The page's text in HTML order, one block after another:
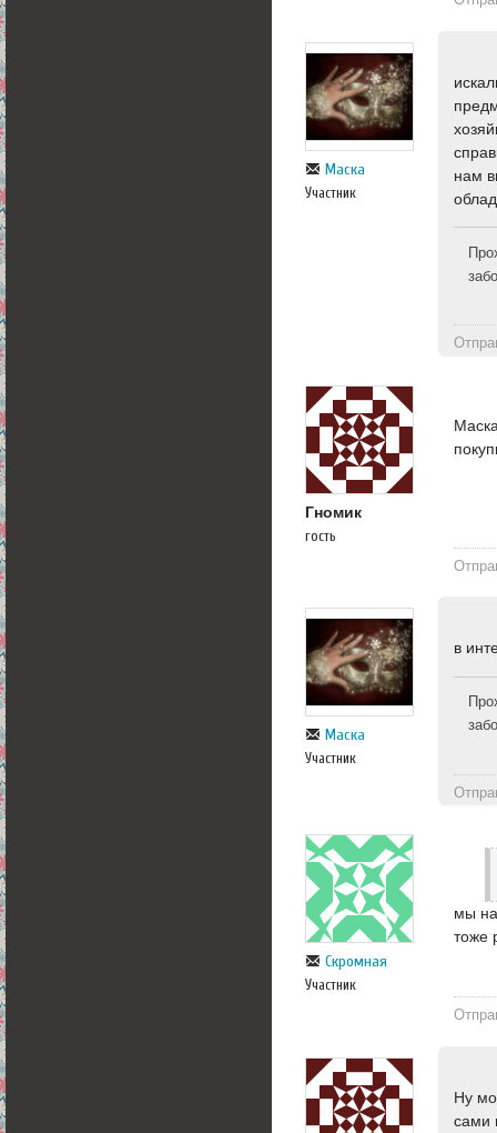
Маска
Участник
нам
Гномик
гость
Маска
Участник
в
Скромная
Участник
мы на
тоже
Ну
сами